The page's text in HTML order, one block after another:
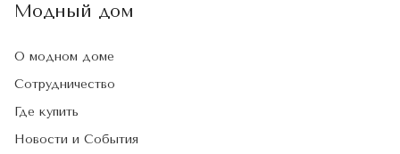
Модный дом
О модном доме
Сотрудничество
Где купить
Новости и События